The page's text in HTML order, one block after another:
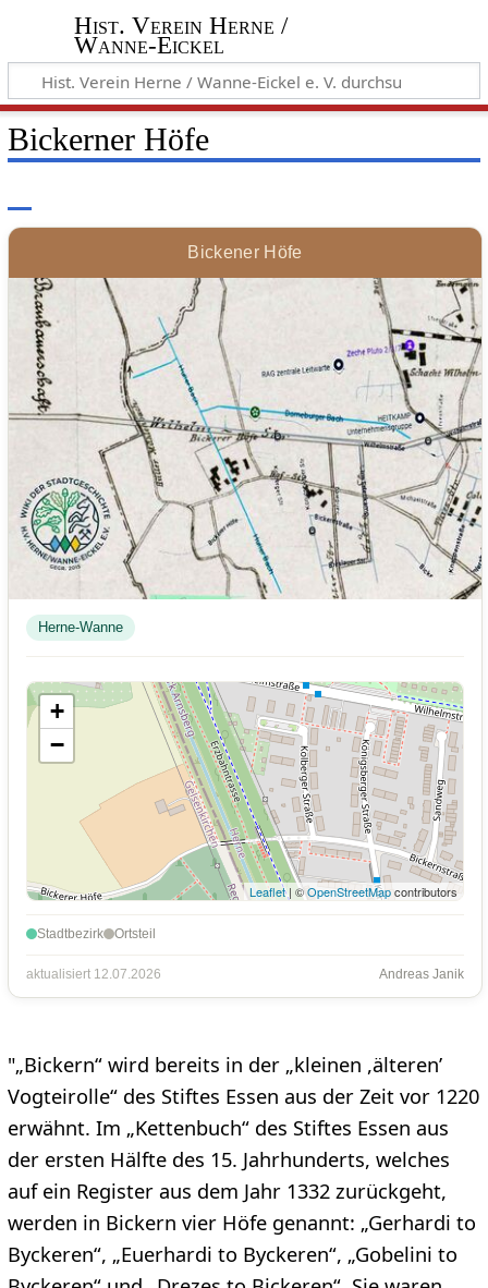
Hist. Verein Herne /
Wanne-Eickel
Bickerner Höfe
Bickener Höfe
Herne-Wanne
+
−
Leaflet| ©OpenStreetMapcontributors
Stadtbezirk Ortsteil
aktualisiert 12.07.2026 Andreas Janik
"„Bickern“ wird bereits in der „kleinen ,älteren’
Vogteirolle“ des Stiftes Essen aus der Zeit vor 1220
erwähnt. Im „Kettenbuch“ des Stiftes Essen aus
der ersten Hälfte des 15. Jahrhunderts, welches
auf ein Register aus dem Jahr 1332 zurückgeht,
werden in Bickern vier Höfe genannt: „Gerhardi to
Byckeren“, „Euerhardi to Byckeren“, „Gobelini to